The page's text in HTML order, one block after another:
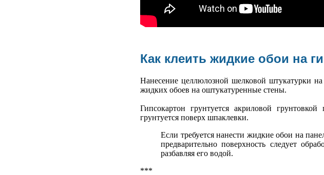
Как клеить жидкие обои на
Нанесение целлюлозной шелковой штукатурки на
жидких обоев на оштукатуренные стены.
Гипсокартон грунтуется акриловой
грунтуется поверх шпаклевки.
Если требуется нанести жидкие обои на
предварительно поверхность следует
разбавляя его водой.
***